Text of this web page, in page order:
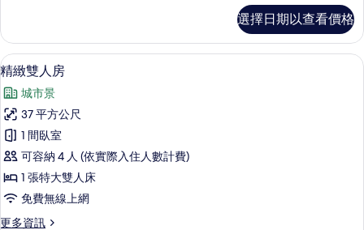
相
片
雙
人
房
詳
情
選擇日期以查看價格
顯
示
精
緻
雙
人
房
的
高級寢具、羽絨被、迷你吧、客房內保
10
精緻雙人房
城市景
37 平方公尺
1 間臥室
可容納 4 人 (依實際入住人數計費)
1 張特大雙人床
免費無線上網
更多資訊
更